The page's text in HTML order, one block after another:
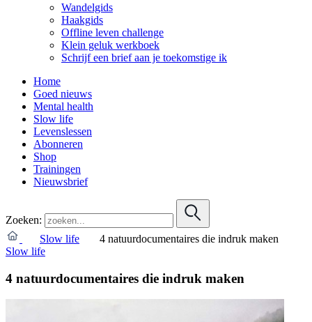
Wandelgids
Haakgids
Offline leven challenge
Klein geluk werkboek
Schrijf een brief aan je toekomstige ik
Home
Goed nieuws
Mental health
Slow life
Levenslessen
Abonneren
Shop
Trainingen
Nieuwsbrief
Zoeken:
Slow life
4 natuurdocumentaires die indruk maken
Slow life
4 natuurdocumentaires die indruk maken